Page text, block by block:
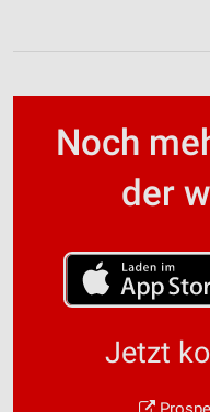
Noch
der
Jetzt